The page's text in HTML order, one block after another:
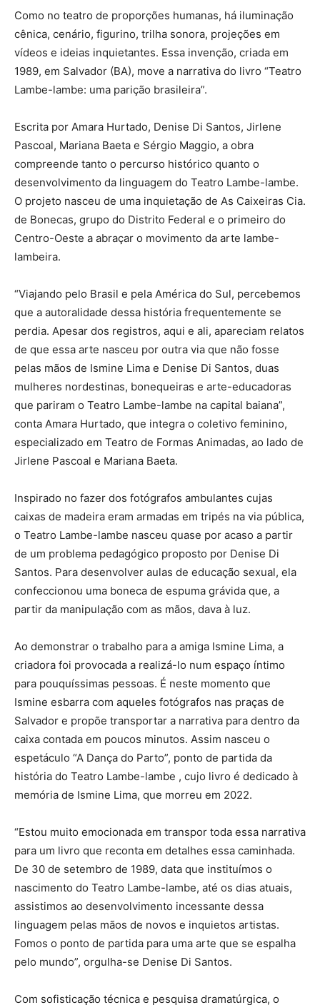
Como no teatro de proporções humanas, há iluminação
cênica, cenário, figurino, trilha sonora, projeções em
vídeos e ideias inquietantes. Essa invenção, criada em
1989, em Salvador (BA), move a narrativa do livro “Teatro
Lambe-lambe: uma parição brasileira”.
Escrita por Amara Hurtado, Denise Di Santos, Jirlene
Pascoal, Mariana Baeta e Sérgio Maggio, a obra
compreende tanto o percurso histórico quanto o
desenvolvimento da linguagem do Teatro Lambe-lambe.
O projeto nasceu de uma inquietação de As Caixeiras Cia.
de Bonecas, grupo do Distrito Federal e o primeiro do
Centro-Oeste a abraçar o movimento da arte lambe-
lambeira.
“Viajando pelo Brasil e pela América do Sul, percebemos
que a autoralidade dessa história frequentemente se
perdia. Apesar dos registros, aqui e ali, apareciam relatos
de que essa arte nasceu por outra via que não fosse
pelas mãos de Ismine Lima e Denise Di Santos, duas
mulheres nordestinas, bonequeiras e arte-educadoras
que pariram o Teatro Lambe-lambe na capital baiana”,
conta Amara Hurtado, que integra o coletivo feminino,
especializado em Teatro de Formas Animadas, ao lado de
Jirlene Pascoal e Mariana Baeta.
Inspirado no fazer dos fotógrafos ambulantes cujas
caixas de madeira eram armadas em tripés na via pública,
o Teatro Lambe-lambe nasceu quase por acaso a partir
de um problema pedagógico proposto por Denise Di
Santos. Para desenvolver aulas de educação sexual, ela
confeccionou uma boneca de espuma grávida que, a
partir da manipulação com as mãos, dava à luz.
Ao demonstrar o trabalho para a amiga Ismine Lima, a
criadora foi provocada a realizá-lo num espaço íntimo
para pouquíssimas pessoas. É neste momento que
Ismine esbarra com aqueles fotógrafos nas praças de
Salvador e propõe transportar a narrativa para dentro da
caixa contada em poucos minutos. Assim nasceu o
espetáculo “A Dança do Parto”, ponto de partida da
história do Teatro Lambe-lambe , cujo livro é dedicado à
memória de Ismine Lima, que morreu em 2022.
“Estou muito emocionada em transpor toda essa narrativa
para um livro que reconta em detalhes essa caminhada.
De 30 de setembro de 1989, data que instituímos o
nascimento do Teatro Lambe-lambe, até os dias atuais,
assistimos ao desenvolvimento incessante dessa
linguagem pelas mãos de novos e inquietos artistas.
Fomos o ponto de partida para uma arte que se espalha
pelo mundo”, orgulha-se Denise Di Santos.
Com sofisticação técnica e pesquisa dramatúrgica, o